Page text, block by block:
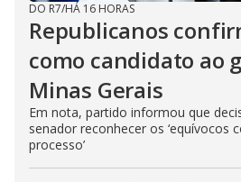
DO R7/HÁ 16 HORAS
Republicanos
como candidato ao
Minas Gerais
Em nota, partido informou que
senador reconhecer os ‘equívocos
processo’